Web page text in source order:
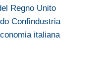
Regno Unito
Confindustria
italiana